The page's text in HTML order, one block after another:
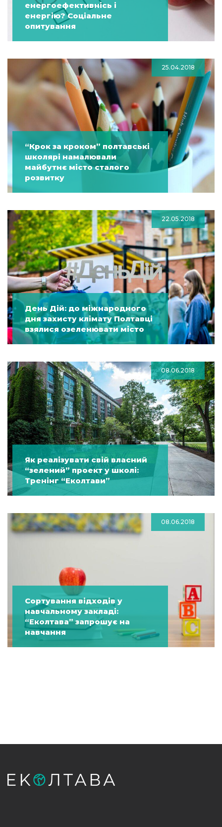
енергоефективнісь і
енергію? Соціальне
опитування
25.04.2018
“Крок за кроком” полтавські
школярі намалювали
майбутнє місто сталого
розвитку
22.05.2018
День Дій: до міжнародного
дня захисту клімату Полтавці
взялися озеленювати місто
08.06.2018
Як реалізувати свій власний
“зелений” проект у школі:
Тренінг “Еколтави”
08.06.2018
Сортування відходів у
навчальному закладі:
“Еколтава” запрошує на
навчання